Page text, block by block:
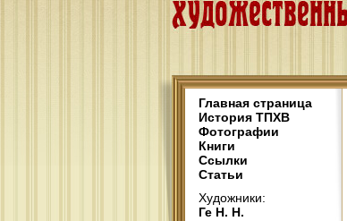
Главная страница
История ТПХВ
Фотографии
Книги
Ссылки
Статьи
Художники:
Ге Н. Н.